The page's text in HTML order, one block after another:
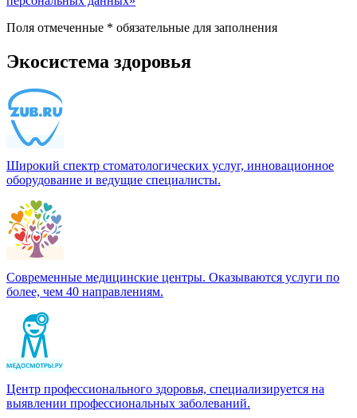
Поля отмеченные * обязательные для заполнения
Экосистема здоровья
Широкий спектр стоматологических услуг, инновационное
оборудование и ведущие специалисты.
Современные медицинские центры. Оказываются услуги по
более, чем 40 направлениям.
Центр профессионального здоровья, специализируется на
выявлении профессиональных заболеваний.